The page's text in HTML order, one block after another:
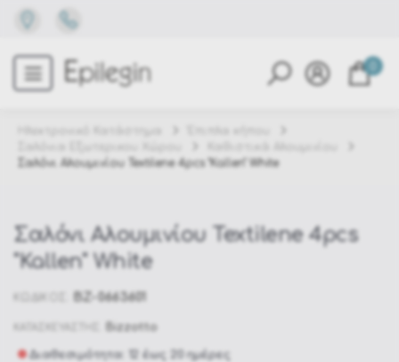
Σαλόνι Αλουμινίου Textilene 4pcs "Kallen" White
Σαλόνι Αλουμινίου Textilene 4pcs
"Kallen" White
BZ-0663601
Bizzotto
Διαθεσιμότητα: 12 έως 20 ημέρες